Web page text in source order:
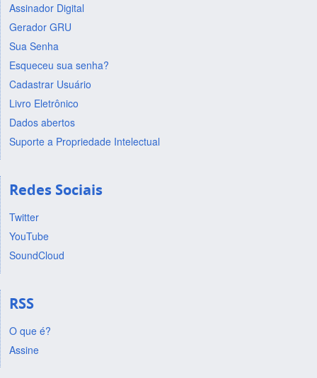
Assinador Digital
Gerador GRU
Sua Senha
Esqueceu sua senha?
Cadastrar Usuário
Livro Eletrônico
Dados abertos
Suporte a Propriedade Intelectual
Redes Sociais
Twitter
YouTube
SoundCloud
RSS
O que é?
Assine